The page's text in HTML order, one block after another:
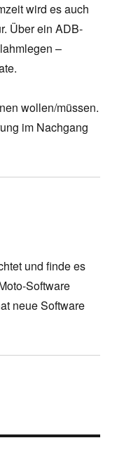
wird es auch
Über ein ADB-
–
wollen/müssen.
im Nachgang
und finde es
Software
neue Software